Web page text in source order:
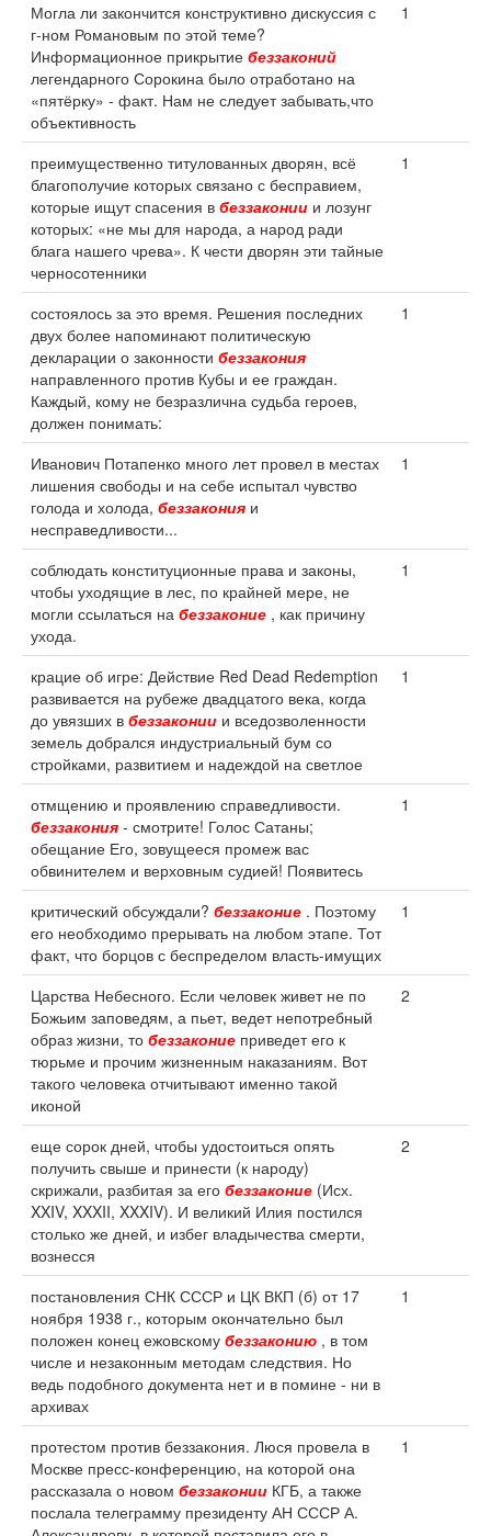
Могла ли закончится конструктивно дискуссия с
г-ном Романовым по этой теме?
Информационное прикрытие беззаконий
легендарного Сорокина было отработано на
«пятёрку» - факт. Нам не следует забывать,что
объективность
1
преимущественно титулованных дворян, всё
благополучие которых связано с бесправием,
которые ищут спасения в беззаконии и лозунг
которых: «не мы для народа, а народ ради
блага нашего чрева». К чести дворян эти тайные
черносотенники
1
состоялось за это время. Решения последних
двух более напоминают политическую
декларации о законности беззакония
направленного против Кубы и ее граждан.
Каждый, кому не безразлична судьба героев,
должен понимать:
1
Иванович Потапенко много лет провел в местах
лишения свободы и на себе испытал чувство
голода и холода, беззакония и
несправедливости...
1
соблюдать конституционные права и законы,
чтобы уходящие в лес, по крайней мере, не
могли ссылаться на беззаконие , как причину
ухода.
1
крацие об игре: Действие Red Dead Redemption
развивается на рубеже двадцатого века, когда
до увязших в беззаконии и вседозволенности
земель добрался индустриальный бум со
стройками, развитием и надеждой на светлое
1
отмщению и проявлению справедливости.
беззакония - смотрите! Голос Сатаны;
обещание Его, зовущееся промеж вас
обвинителем и верховным судией! Появитесь
1
критический обсуждали? беззаконие . Поэтому
его необходимо прерывать на любом этапе. Тот
факт, что борцов с беспределом власть-имущих
1
Царства Небесного. Если человек живет не по
Божьим заповедям, а пьет, ведет непотребный
образ жизни, то беззаконие приведет его к
тюрьме и прочим жизненным наказаниям. Вот
такого человека отчитывают именно такой
иконой
2
еще сорок дней, чтобы удостоиться опять
получить свыше и принести (к народу)
скрижали, разбитая за его беззаконие (Исх.
XXIV, XXXII, XXXIV). И великий Илия постился
столько же дней, и избег владычества смерти,
вознесся
2
постановления СНК СССР и ЦК ВКП (б) от 17
ноября 1938 г., которым окончательно был
положен конец ежовскому беззаконию , в том
числе и незаконным методам следствия. Но
ведь подобного документа нет и в помине - ни в
архивах
1
протестом против беззакония. Люся провела в
Москве пресс-конференцию, на которой она
рассказала о новом беззаконии КГБ, а также
послала телеграмму президенту АН СССР А.
1